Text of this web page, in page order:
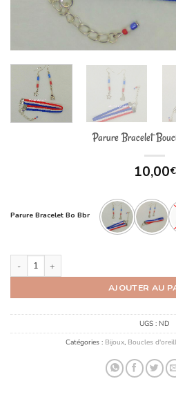
Parure Bracelet
10,00€
Parure Bracelet Bo Bbr
quantité de Parure Bracelet Boucles Oreilles
AJOUTER AU
UGS : ND
Catégories : Bijoux, Boucles